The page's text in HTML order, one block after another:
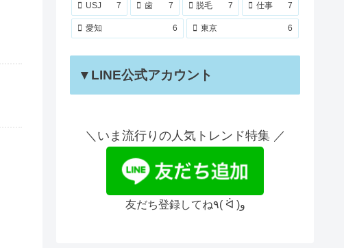
USJ 7 歯 7 脱毛 7 仕事 7
愛知 6 東京 6
▼LINE公式アカウント
＼いま流行りの人気トレンド特集 ／
友だち登録してね٩( ᐛ )و